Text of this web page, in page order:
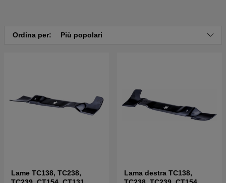
Ordina per: Più popolari
Lame TC138, TC238,
Lama destra TC138,